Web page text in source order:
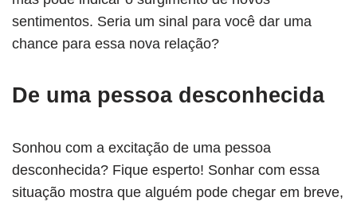
sentimentos. Seria um sinal para você dar uma
chance para essa nova relação?
De uma pessoa desconhecida
Sonhou com a excitação de uma pessoa
desconhecida? Fique esperto! Sonhar com essa
situação mostra que alguém pode chegar em breve,